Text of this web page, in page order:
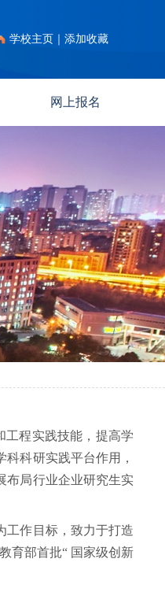
学校主页 添加收藏
网上报名
工程实践技能 ， 提高学
科研实践平台作用，
布局行业企业研究生实
工作目标，致力于打造
育部首批“ 国家级创新